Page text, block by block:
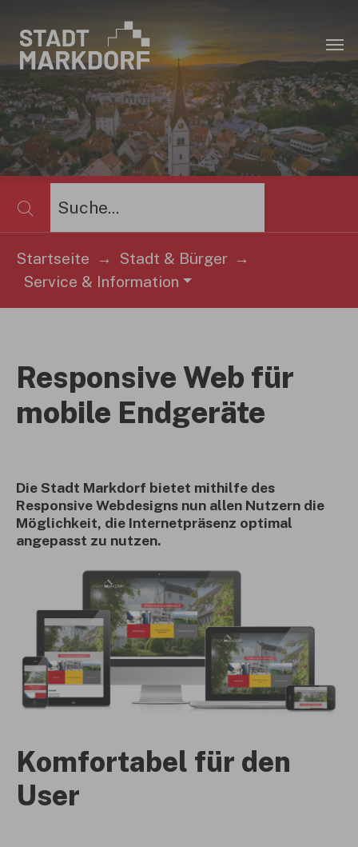
Sie sind hier:
Startseite
Stadt & Bürger
Service & Information
Responsive Web für
mobile Endgeräte
Die Stadt Markdorf bietet mithilfe des
Responsive Webdesigns nun allen Nutzern die
Möglichkeit, die Internetpräsenz optimal
angepasst zu nutzen.
Komfortabel für den
User
×